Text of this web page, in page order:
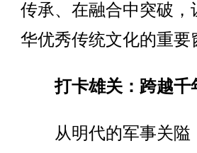
传承、在融合中突破
华优秀传统文化的重要
打卡雄关：跨越千
从明代的军事关隘